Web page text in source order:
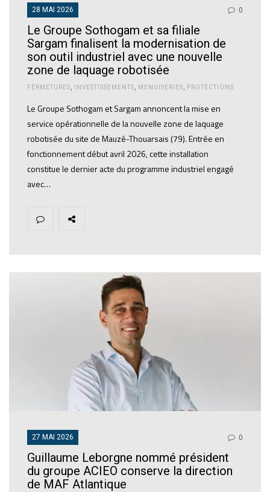
28 MAI 2026 0
Le Groupe Sothogam et sa filiale
Sargam finalisent la modernisation de
son outil industriel avec une nouvelle
zone de laquage robotisée
FERMETURES INVESTISSEMENTS MENUISERIES PROTECTIONS
Le Groupe Sothogam et Sargam annoncent la mise en
service opérationnelle de la nouvelle zone de laquage
robotisée du site de Mauzé-Thouarsais (79). Entrée en
fonctionnement début avril 2026, cette installation
constitue le dernier acte du programme industriel engagé
avec…
27 MAI 2026 0
Guillaume Leborgne nommé président
du groupe ACIEO conserve la direction
de MAF Atlantique